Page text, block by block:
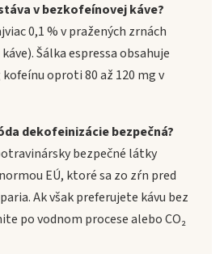
v bezkofeínovej káve?
0,1 % v pražených zrnách
Šálka espressa obsahuje
oproti 80 až 120 mg v
dekofeinizácie bezpečná?
bezpečné látky
EÚ, ktoré sa zo zŕn pred
Ak však preferujete kávu bez
po vodnom procese alebo CO₂